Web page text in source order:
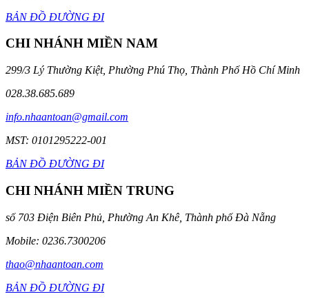
BẢN ĐỒ ĐƯỜNG ĐI
CHI NHÁNH MIỀN NAM
299/3 Lý Thường Kiệt, Phường Phú Thọ, Thành Phố Hồ Chí Minh
028.38.685.689
info.nhaantoan@gmail.com
MST: 0101295222-001
BẢN ĐỒ ĐƯỜNG ĐI
CHI NHÁNH MIỀN TRUNG
số 703 Điện Biên Phủ, Phường An Khê, Thành phố Đà Nẵng
Mobile: 0236.7300206
thao@nhaantoan.com
BẢN ĐỒ ĐƯỜNG ĐI